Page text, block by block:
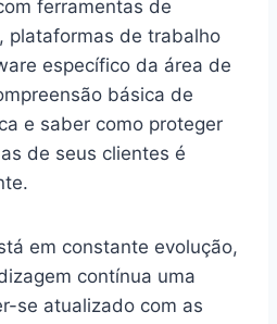
ferramentas de
plataformas de trabalho
específico da área de
básica de
e saber como proteger
de seus clientes é
em constante evolução,
contínua uma
se atualizado com as